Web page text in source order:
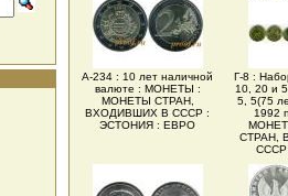
А-234 : 10 лет наличной
валюте : МОНЕТЫ :
МОНЕТЫ СТРАН,
ВХОДИВШИХ В СССР :
ЭСТОНИЯ : ЕВРО
Г-8 :
10, 20 и
5, 5(75
1992
СТРАН,